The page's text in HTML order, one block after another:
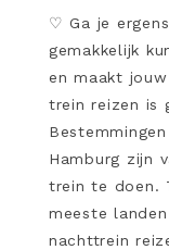
♡Ga je
gemakkelijk
en maakt
trein reizen is
Hamburg zijn
trein te doen.
meeste
nachttrein